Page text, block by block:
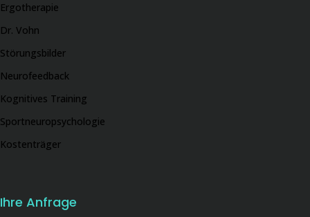
Ergotherapie
Dr. Vohn
Störungsbilder
Neurofeedback
Kognitives Training
Sportneuropsychologie
Kostenträger
Ihre Anfrage